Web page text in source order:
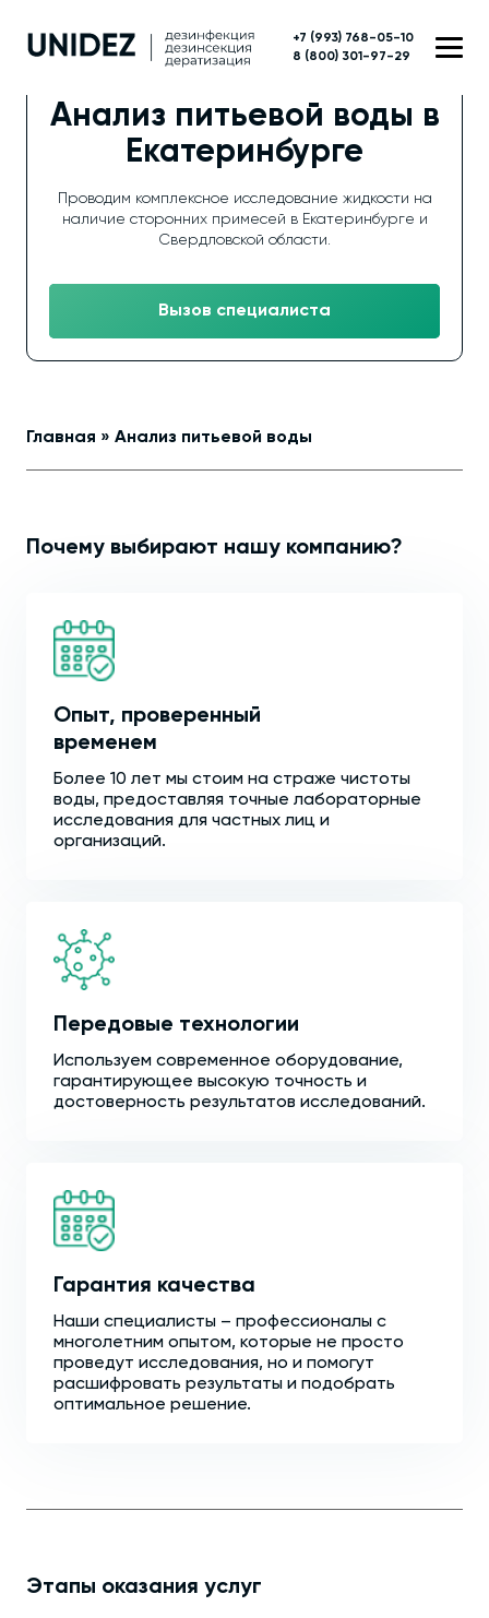
+7 (993) 768-05-10
8 (800) 301-97-29
Анализ питьевой воды в
Екатеринбурге
Проводим комплексное исследование жидкости на
наличие сторонних примесей в Екатеринбурге и
Свердловской области.
Вызов специалиста
Главная » Анализ питьевой воды
Почему выбирают нашу компанию?
Опыт, проверенный
временем
Более 10 лет мы стоим на страже чистоты
воды, предоставляя точные лабораторные
исследования для частных лиц и
организаций.
Передовые технологии
Используем современное оборудование,
гарантирующее высокую точность и
достоверность результатов исследований.
Гарантия качества
Наши специалисты – профессионалы с
многолетним опытом, которые не просто
проведут исследования, но и помогут
расшифровать результаты и подобрать
оптимальное решение.
Этапы оказания услуг